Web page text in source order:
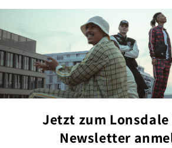
Jetzt zum
Newsletter